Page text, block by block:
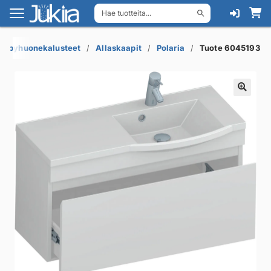
Hae tuotteita...
Siirry
navigointiin
Siirry
sisältöön
Allaskaapit Polaria Tuote 6045193